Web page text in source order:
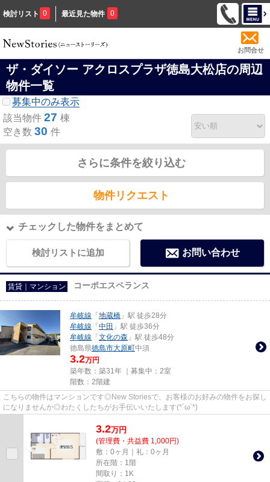
検討リスト 0 最近見た物件 0
お問合せ
ザ・ダイソー アクロスプラザ徳島大松店の周辺
物件一覧
募集中のみ表示
該当物件 27 棟
空き数 30 件
さらに条件を絞り込む
物件リクエスト
チェックした物件をまとめて
検討リストに追加 お問い合わせ
賃貸｜マンション コーポエスペランス
牟岐線 「 地蔵橋 」駅 徒歩28分
牟岐線 「 中田 」駅 徒歩36分
牟岐線 「 文化の森 」駅 徒歩48分
徳島県徳島市大原町中須
3.2万円
築年数：築31年 ｜募集中： 2室
階数：2階建
こちらの物件はマンションです◎New Storiesで、お客様のお好みの物件をお探し
になりませんか◎わたくしたちがお手伝いいたします(*´ω`*)
3.2万円
(管理費・共益費 1,000円)
敷：0ヶ月｜礼：0ヶ月
所在階：1階
間取り：1K